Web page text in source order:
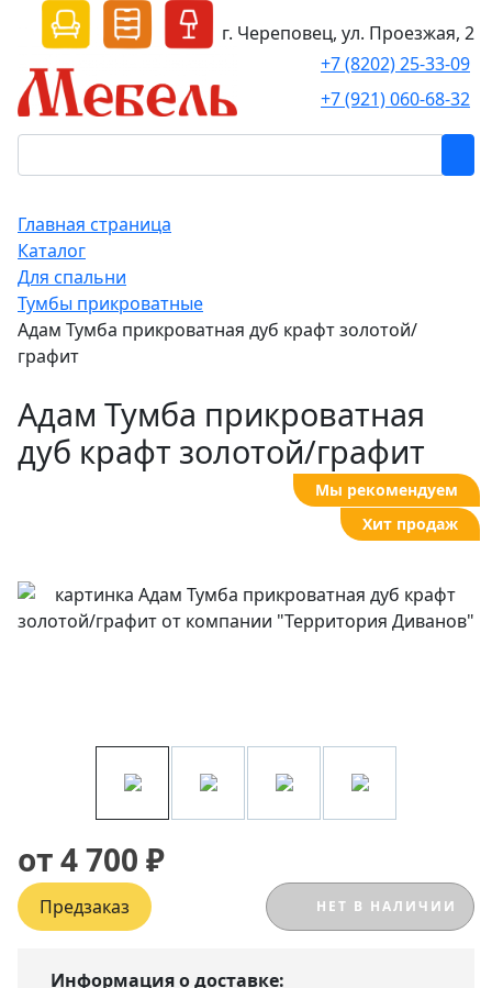
г. Череповец, ул. Проезжая, 2
+7 (8202) 25-33-09
+7 (921) 060-68-32
Главная страница
Каталог
Для спальни
Тумбы прикроватные
Адам Тумба прикроватная дуб крафт золотой/
графит
Адам Тумба прикроватная
дуб крафт золотой/графит
Мы рекомендуем
Хит продаж
от 4 700 ₽
Предзаказ НЕТ В НАЛИЧИИ
Информация о доставке: